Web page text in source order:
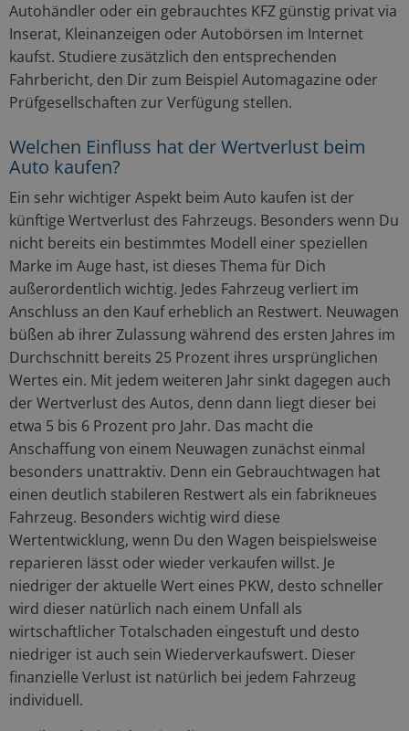
Autohändler oder ein gebrauchtes KFZ günstig privat via
Inserat, Kleinanzeigen oder Autobörsen im Internet
kaufst. Studiere zusätzlich den entsprechenden
Fahrbericht, den Dir zum Beispiel Automagazine oder
Prüfgesellschaften zur Verfügung stellen.
Welchen Einfluss hat der Wertverlust beim
Auto kaufen?
Ein sehr wichtiger Aspekt beim Auto kaufen ist der
künftige Wertverlust des Fahrzeugs. Besonders wenn Du
nicht bereits ein bestimmtes Modell einer speziellen
Marke im Auge hast, ist dieses Thema für Dich
außerordentlich wichtig. Jedes Fahrzeug verliert im
Anschluss an den Kauf erheblich an Restwert. Neuwagen
büßen ab ihrer Zulassung während des ersten Jahres im
Durchschnitt bereits 25 Prozent ihres ursprünglichen
Wertes ein. Mit jedem weiteren Jahr sinkt dagegen auch
der Wertverlust des Autos, denn dann liegt dieser bei
etwa 5 bis 6 Prozent pro Jahr. Das macht die
Anschaffung von einem Neuwagen zunächst einmal
besonders unattraktiv. Denn ein Gebrauchtwagen hat
einen deutlich stabileren Restwert als ein fabrikneues
Fahrzeug. Besonders wichtig wird diese
Wertentwicklung, wenn Du den Wagen beispielsweise
reparieren lässt oder wieder verkaufen willst. Je
niedriger der aktuelle Wert eines PKW, desto schneller
wird dieser natürlich nach einem Unfall als
wirtschaftlicher Totalschaden eingestuft und desto
niedriger ist auch sein Wiederverkaufswert. Dieser
finanzielle Verlust ist natürlich bei jedem Fahrzeug
individuell.